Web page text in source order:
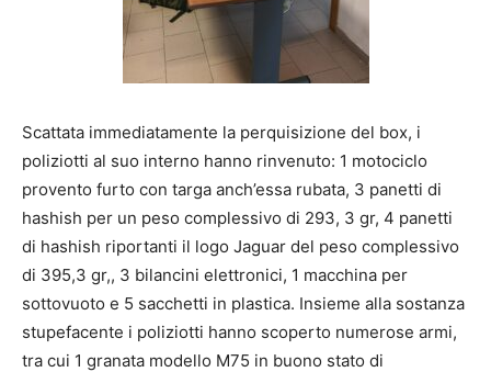
Scattata immediatamente la perquisizione del box, i
poliziotti al suo interno hanno rinvenuto: 1 motociclo
provento furto con targa anch’essa rubata, 3 panetti di
hashish per un peso complessivo di 293, 3 gr, 4 panetti
di hashish riportanti il logo Jaguar del peso complessivo
di 395,3 gr,, 3 bilancini elettronici, 1 macchina per
sottovuoto e 5 sacchetti in plastica. Insieme alla sostanza
stupefacente i poliziotti hanno scoperto numerose armi,
tra cui 1 granata modello M75 in buono stato di